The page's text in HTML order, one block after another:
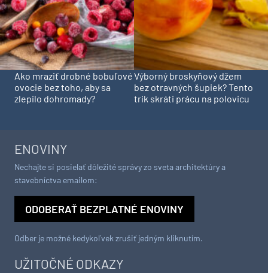
Ako mraziť drobné bobuľové
ovocie bez toho, aby sa
zlepilo dohromady?
Výborný broskyňový džem
bez otravných šupiek? Tento
trik skráti prácu na polovicu
UŽITOČNÉ ODKAZY
ENOVINY
Nechajte si posielať dôležité správy zo sveta architektúry a
stavebníctva emailom:
ODOBERAŤ BEZPLATNÉ ENOVINY
Odber je možné kedykoľvek zrušiť jedným kliknutím.